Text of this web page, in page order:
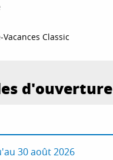
Classic
d'ouverture
30 août 2026